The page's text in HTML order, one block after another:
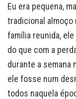
Eu era pequena,
tradicional almoço
família reunida,
do que com a
durante a semana
ele fosse num
todos naquela